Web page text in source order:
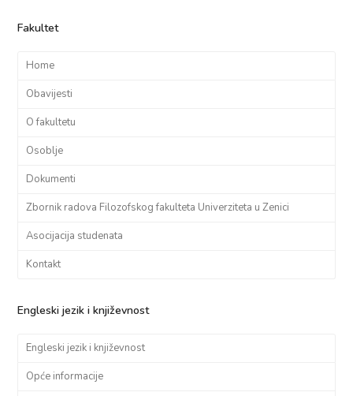
Fakultet
Home
Obavijesti
O fakultetu
Osoblje
Dokumenti
Zbornik radova Filozofskog fakulteta Univerziteta u Zenici
Asocijacija studenata
Kontakt
Engleski jezik i književnost
Engleski jezik i književnost
Opće informacije